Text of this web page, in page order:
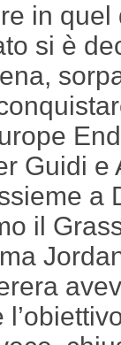
in quel
si è
Guidi e
a
il